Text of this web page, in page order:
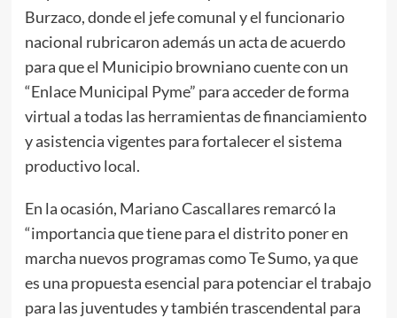
Burzaco, donde el jefe comunal y el funcionario
nacional rubricaron además un acta de acuerdo
para que el Municipio browniano cuente con un
“Enlace Municipal Pyme” para acceder de forma
virtual a todas las herramientas de financiamiento
y asistencia vigentes para fortalecer el sistema
productivo local.
En la ocasión, Mariano Cascallares remarcó la
“importancia que tiene para el distrito poner en
marcha nuevos programas como Te Sumo, ya que
es una propuesta esencial para potenciar el trabajo
para las juventudes y también trascendental para